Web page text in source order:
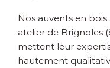
Nos auvents en
atelier de Brignoles
mettent leur
hautement